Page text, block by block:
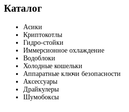
Каталог
Асики
Криптокотлы
Гидро-стойки
Иммерсионное охлаждение
Водоблоки
Холодные кошельки
Аппаратные ключи безопасности
Аксессуары
Драйкулеры
Шумобоксы